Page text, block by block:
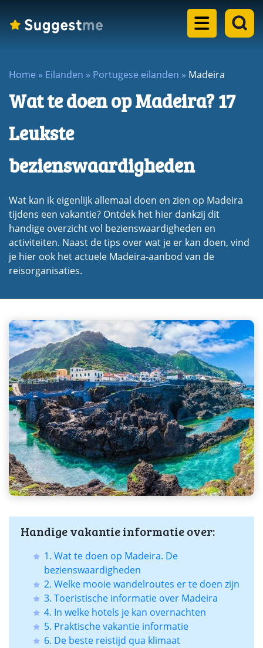
Landen
dropdown
Eilanden
dropdown
dropdown
menu
Rondreizen
dropdown
menu
Blogs
Home » Eilanden » Portugese eilanden » Madeira
Wat te doen op Madeira? 17
Leukste
bezienswaardigheden
Wat kan ik eigenlijk allemaal doen en zien op Madeira
tijdens een vakantie? Ontdek het hier dankzij dit
handige overzicht vol bezienswaardigheden en
activiteiten. Naast de tips over wat je er kan doen, vind
je hier ook het actuele Madeira-aanbod van de
reisorganisaties.
Handige vakantie informatie over:
1. Wat te doen op Madeira. De
bezienswaardigheden
2. Welke mooie wandelroutes er te doen zijn
3. Toeristische informatie over Madeira
4. In welke hotels je kan overnachten
5. Praktische vakantie informatie
6. De beste reistijd qua klimaat